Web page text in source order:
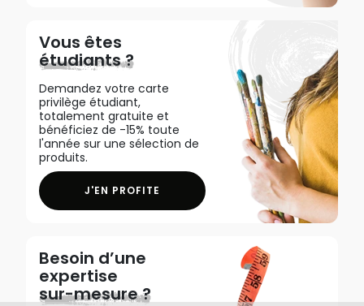
Vous êtes
étudiants ?
Demandez votre carte
privilège étudiant,
totalement gratuite et
bénéficiez de -15% toute
l'année sur une sélection de
produits.
J'EN PROFITE
Besoin d’une
expertise
sur-mesure ?